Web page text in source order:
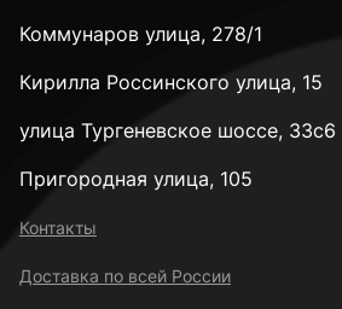
Коммунаров улица, 278/1
Кирилла Россинского улица, 15
улица Тургеневское шоссе, 33с6
Пригородная улица, 105
Контакты
Доставка по всей России